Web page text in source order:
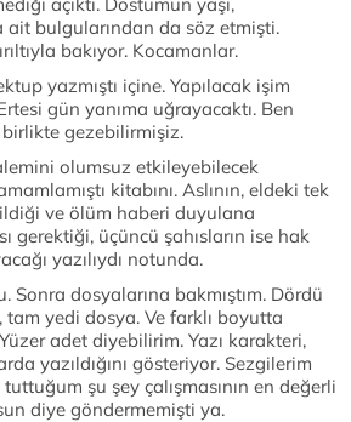
ait bulgularından da söz etmişti.
bakıyor. Kocamanlar.
yazmıştı içine. Yapılacak işim
gün yanıma uğrayacaktı. Ben
gezebilirmişiz.
olumsuz etkileyebilecek
kitabını. Aslının, eldeki tek
ve ölüm haberi duyulana
gerektiği, üçüncü şahısların ise hak
yazılıydı notunda.
Sonra dosyalarına bakmıştım. Dördü
yedi dosya. Ve farklı boyutta
adet diyebilirim. Yazı karakteri,
yazıldığını gösteriyor. Sezgilerim
şu şey çalışmasının en değerli
diye göndermemişti ya.